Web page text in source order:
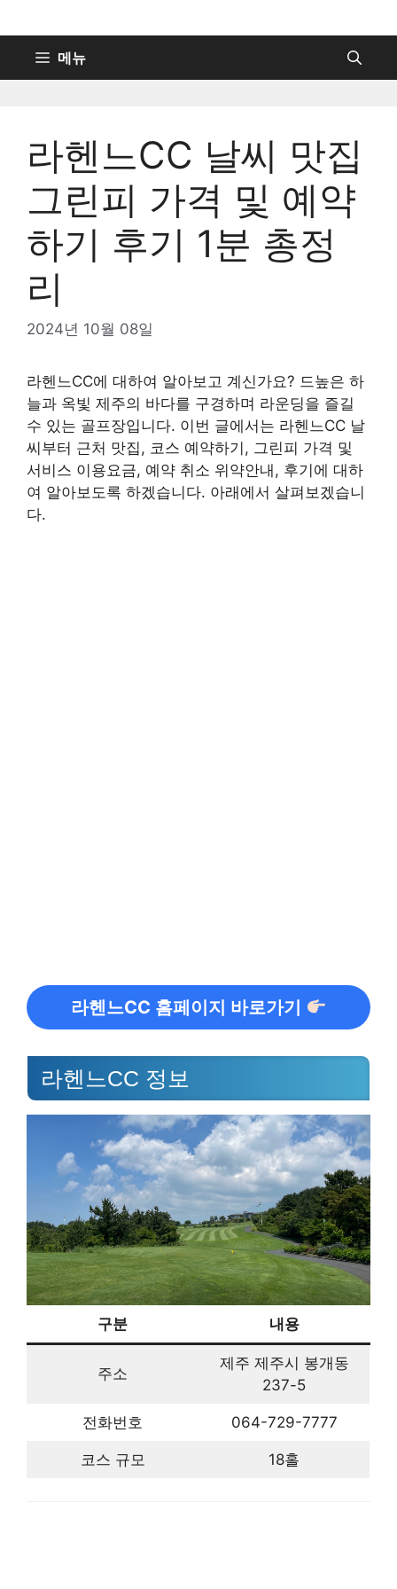
텐
로
메뉴
라헨느CC 날씨 맛집
그린피 가격 및 예약
하기 후기 1분 총정
리
2024년 10월 08일
라헨느CC에 대하여 알아보고 계신가요? 드높은 하
늘과 옥빛 제주의 바다를 구경하며 라운딩을 즐길
수 있는 골프장입니다. 이번 글에서는 라헨느CC 날
씨부터 근처 맛집, 코스 예약하기, 그린피 가격 및
서비스 이용요금, 예약 취소 위약안내, 후기에 대하
여 알아보도록 하겠습니다. 아래에서 살펴보겠습니
다.
라헨느CC 홈페이지 바로가기
라헨느CC 정보
구분 내용
주소
제주 제주시 봉개동
237-5
전화번호 064-729-7777
코스 규모 18홀